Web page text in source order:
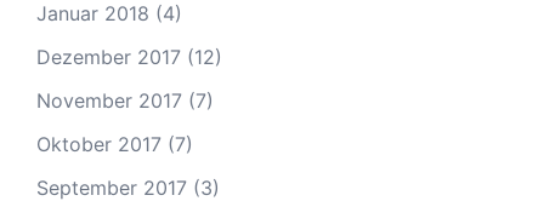
Januar 2018 (4)
Dezember 2017 (12)
November 2017 (7)
Oktober 2017 (7)
September 2017 (3)